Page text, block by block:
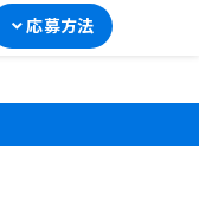
応募方法